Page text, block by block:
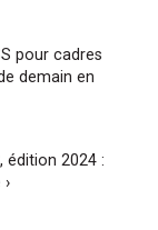
pour cadres
demain en
édition 2024 :